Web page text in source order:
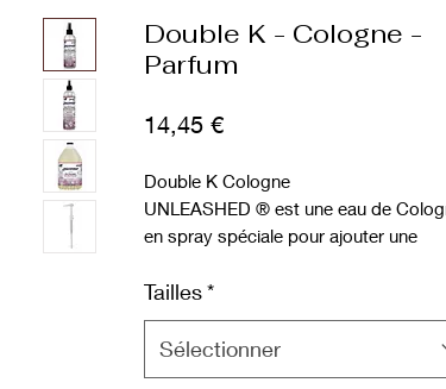
Double K - Cologne -
Parfum
14,45 €Prix
Double K Cologne
UNLEASHED ® est une eau de
en spray spéciale pour ajouter une
entre les bains. Parfum super frais et
longue durée ! À utiliser uniquement
les chiens.
Tailles*
Sélectionner